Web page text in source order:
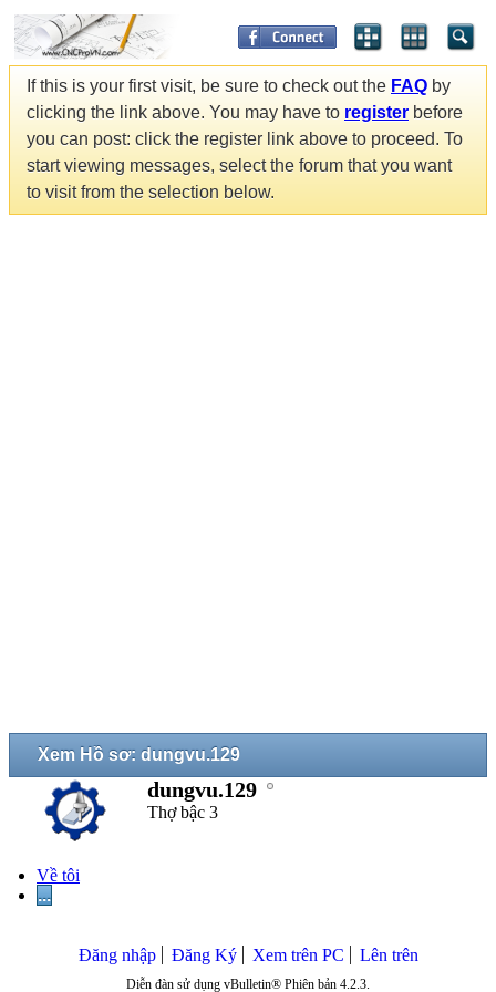
If this is your first visit, be sure to check out the FAQ by
clicking the link above. You may have to register before
you can post: click the register link above to proceed. To
start viewing messages, select the forum that you want
to visit from the selection below.
Xem Hồ sơ: dungvu.129
dungvu.129
Thợ bậc 3
Về tôi
...
Đăng nhập Đăng Ký Xem trên PC Lên trên
Diễn đàn sử dụng vBulletin® Phiên bản 4.2.3.